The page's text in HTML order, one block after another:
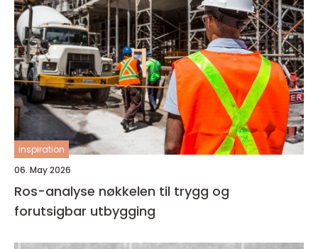
inspiration
06. May 2026
Ros-analyse nøkkelen til trygg og
forutsigbar utbygging